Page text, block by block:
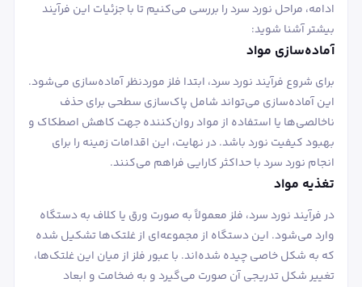
ادامه، مراحل نورد سرد را بررسی می‌کنیم تا با جزئیات این فرآیند
بیشتر آشنا شوید:
آماده‌سازی مواد
برای شروع فرآیند نورد سرد، ابتدا فلز موردنظر آماده‌سازی می‌شود.
این آماده‌سازی می‌تواند شامل پاک‌سازی سطحی برای حذف
ناخالصی‌ها یا استفاده از مواد روان‌کننده جهت کاهش اصطکاک و
بهبود کیفیت نورد باشد. در نهایت، این اقدامات زمینه را برای
انجام نورد سرد با حداکثر کارایی فراهم می‌کنند.
تغذیه مواد
در فرآیند نورد سرد، فلز معمولاً به صورت ورق یا کلاف به دستگاه
وارد می‌شود. این دستگاه از مجموعه‌ای از غلتک‌ها تشکیل شده
که به شکل خاصی چیده شده‌اند. با عبور فلز از میان این غلتک‌ها،
تغییر شکل تدریجی آن صورت می‌گیرد و به ضخامت و ابعاد